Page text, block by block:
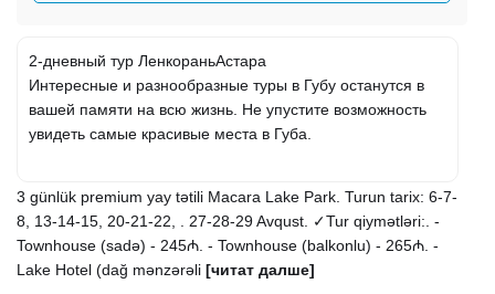
2-дневный тур ЛенкораньАстара
Интересные и разнообразные туры в Губу останутся в
вашей памяти на всю жизнь. Не упустите возможность
увидеть самые красивые места в Губа.
3 günlük premium yay tətili Macara Lake Park. Turun tarix: 6-7-
8, 13-14-15, 20-21-22, . 27-28-29 Avqust. ✓Tur qiymətləri:. -
Townhouse (sadə) - 245₼. - Townhouse (balkonlu) - 265₼. -
Lake Hotel (dağ mənzərəli [читат далше]